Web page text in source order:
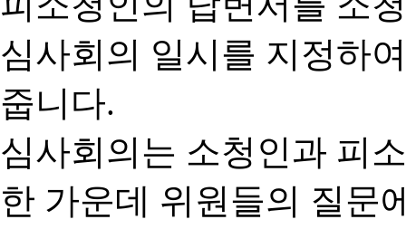
심사회의 일시를 지정하
줍니다.
심사회의는 소청인과 피
한 가운데 위원들의 질문